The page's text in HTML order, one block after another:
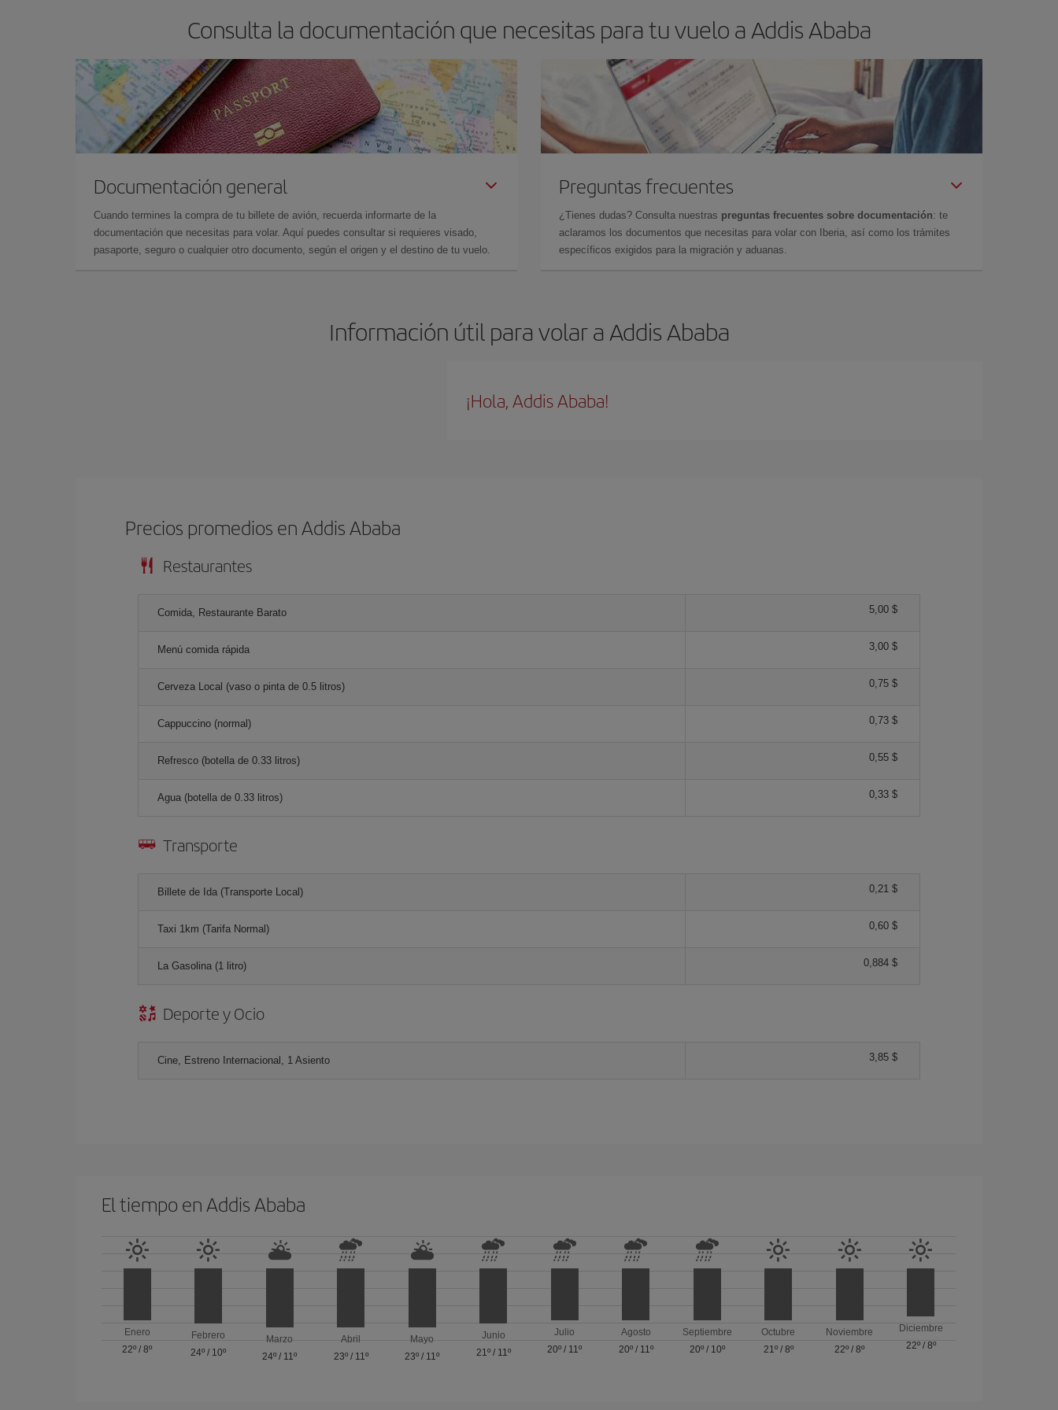
Consulta la documentación que necesitas para tu vuelo a Addis Ababa
Documentación general
Cuando termines la compra de tu billete de avión, recuerda informarte de la
documentación que necesitas para volar. Aquí puedes consultar si requieres visado,
pasaporte, seguro o cualquier otro documento, según el origen y el destino de tu vuelo.
Preguntas frecuentes
¿Tienes dudas? Consulta nuestras preguntas frecuentes sobre documentación: te
aclaramos los documentos que necesitas para volar con Iberia, así como los trámites
específicos exigidos para la migración y aduanas.
Información útil para volar a Addis Ababa
¡Hola, Addis Ababa!
Precios promedios en Addis Ababa
Restaurantes
Comida, Restaurante Barato 5,00 $
Menú comida rápida 3,00 $
Cerveza Local (vaso o pinta de 0.5 litros) 0,75 $
Cappuccino (normal) 0,73 $
Refresco (botella de 0.33 litros) 0,55 $
Agua (botella de 0.33 litros) 0,33 $
Transporte
Billete de Ida (Transporte Local) 0,21 $
Taxi 1km (Tarifa Normal) 0,60 $
La Gasolina (1 litro) 0,884 $
Deporte y Ocio
Cine, Estreno Internacional, 1 Asiento 3,85 $
El tiempo en Addis Ababa
Enero
22º /8º
Febrero
24º / 10º
Marzo
24º / 11º
Abril
23º/ 11º
Mayo
23º / 11º
Junio
21º/ 11º
Julio
20º / 11º
Agosto
20º/ 11º
Septiembre
20º/ 10º
Octubre
21º/ 8º
Noviembre
22º /8º
Diciembre
22º/ 8º